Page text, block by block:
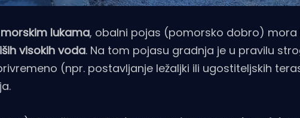
lukama, obalni pojas (pomorsko dobro) mora
visokih voda. Na tom pojasu gradnja je u pravilu
(npr. postavljanje ležaljki ili ugostiteljskih